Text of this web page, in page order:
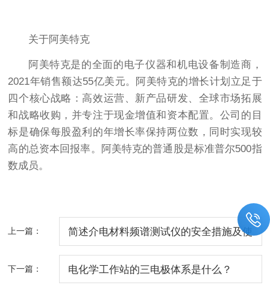
关于阿美特克
阿美特克是的全面的电子仪器和机电设备制造商，
2021年销售额达55亿美元。阿美特克的增长计划立足于
四个核心战略：高效运营、新产品研发、全球市场拓展
和战略收购，并专注于现金增值和资本配置。公司的目
标是确保每股盈利的年增长率保持两位数，同时实现较
高的总资本回报率。阿美特克的普通股是标准普尔500指
数成员。
上一篇： 简述介电材料频谱测试仪的安全措施及使
下一篇： 电化学工作站的三电极体系是什么？